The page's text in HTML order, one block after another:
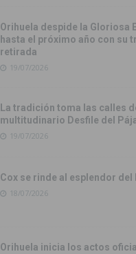
Orihuela despide la Gloriosa
hasta el próximo año con su
retirada
19/07/2026
La tradición toma las calles
multitudinario Desfile del
19/07/2026
Cox se rinde al esplendor
18/07/2026
Orihuela inicia los actos